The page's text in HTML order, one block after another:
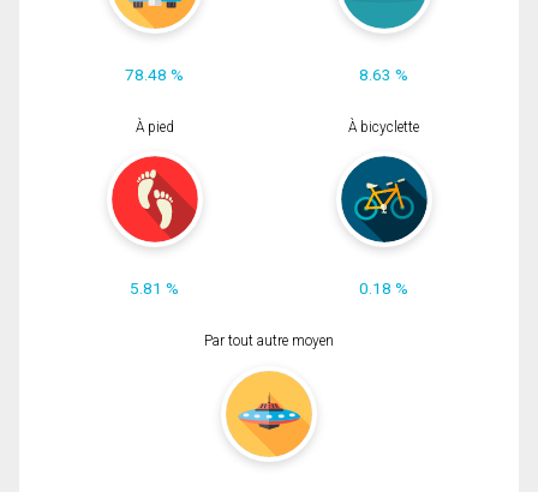
78.48 % 8.63 %
À pied
5.81 %
À bicyclette
0.18 %
Par tout autre moyen